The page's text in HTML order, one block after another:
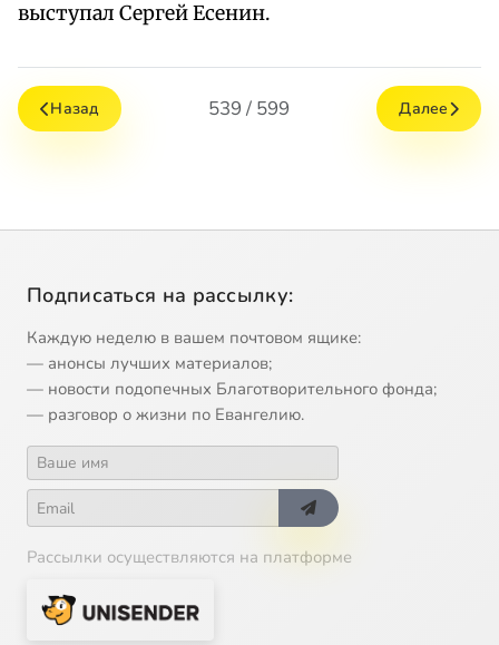
выступал Сергей Есенин.
Назад 539 / 599 Далее
Подписаться на рассылку:
Каждую неделю в вашем почтовом ящике:
— анонсы лучших материалов;
— новости подопечных Благотворительного фонда;
— разговор о жизни по Евангелию.
Рассылки осуществляются на платформе